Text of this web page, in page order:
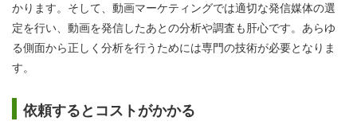
かります。そして、動画マーケティングでは適切な発信媒体の選
定を行い、動画を発信したあとの分析や調査も肝心です。あらゆ
る側面から正しく分析を行うためには専門の技術が必要となりま
す。
依頼するとコストがかかる